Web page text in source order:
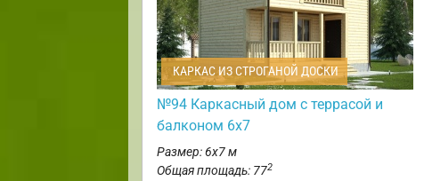
КАРКАС ИЗ СТРОГАНОЙ ДОСКИ
№94 Каркасный дом с террасой и
балконом 6х7
Размер: 6х7 м
Общая площадь: 772